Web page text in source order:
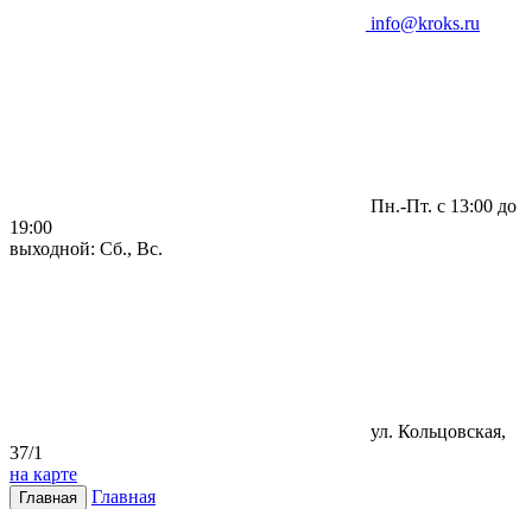
info@kroks.ru
Пн.-Пт. с 13:00 до
19:00
выходной: Сб., Вс.
ул. Кольцовская,
37/1
на карте
Главная
Главная